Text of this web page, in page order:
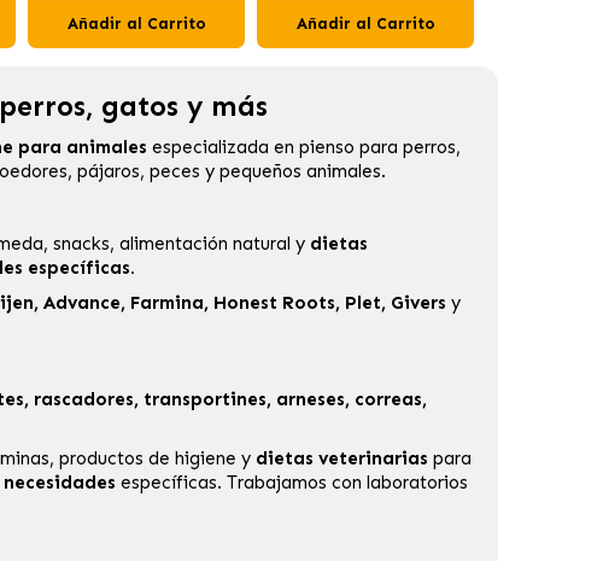
Añadir al Carrito Añadir al Carrito
gatos y más
para animales especializada en pienso para perros,
pájaros, peces y pequeños animales.
snacks, alimentación natural y dietas
específicas.
, Advance, Farmina, Honest Roots, Plet, Givers y
rascadores, transportines, arneses, correas,
productos de higiene y dietas veterinarias para
específicas. Trabajamos con laboratorios